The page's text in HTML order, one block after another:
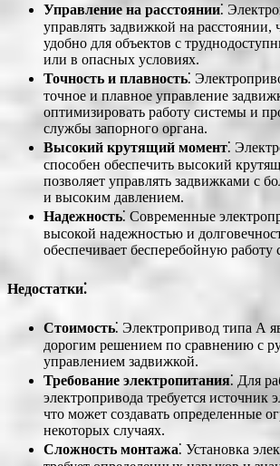
Управление на расстоянии⁚
управлять задвижкой на расстоянии,
удобно для объектов с
или в опасных условиях.
Точность и плавность⁚
точное и плавное управление
оптимизировать работу системы и
службы запорного органа.
Высокий крутящий момент⁚
способен обеспечить высокий
позволяет управлять задвижками с
и высоким давлением.
Надежность⁚ Современные
высокой надежностью и
обеспечивает бесперебойную работу
Недостатки⁚
Стоимость⁚ Электропривод типа А
дорогим решением по сравнению с
управлением задвижкой.
Требование электропитания⁚ Для
электропривода требуется источник
что может создавать определенные
некоторых случаях.
Сложность монтажа⁚ Установка